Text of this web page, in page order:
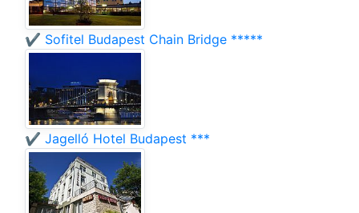
✔️ Sofitel Budapest Chain Bridge *****
✔️ Jagelló Hotel Budapest ***